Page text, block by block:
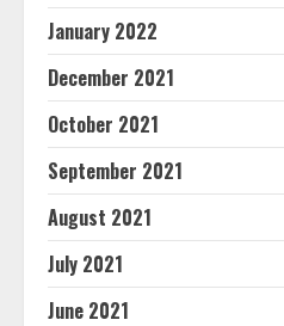
January 2022
December 2021
October 2021
September 2021
August 2021
July 2021
June 2021